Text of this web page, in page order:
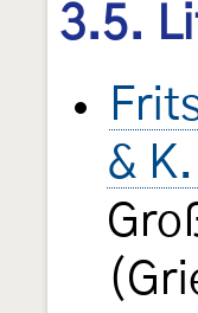
3.5.
&